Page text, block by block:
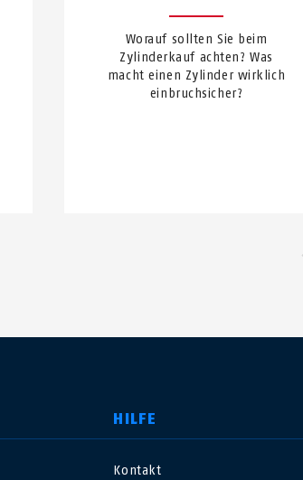
Worauf sollten Sie beim
Zylinderkauf achten? Was
macht einen Zylinder wirklich
einbruchsicher?
HILFE
Kontakt